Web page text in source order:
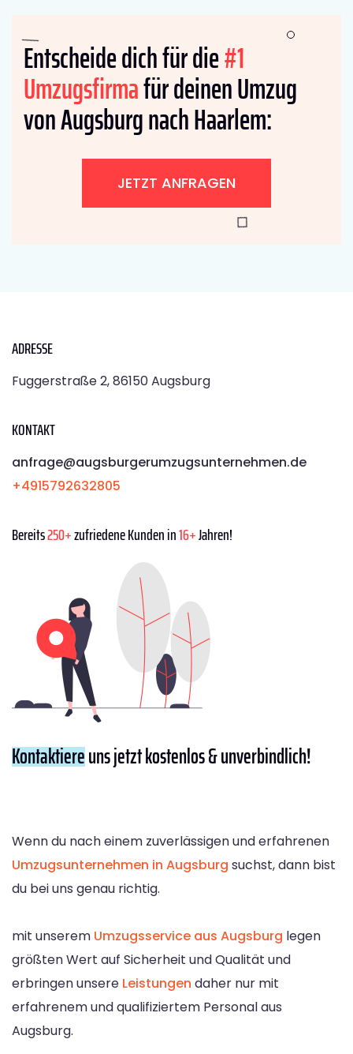
Entscheide dich für die#1
Umzugsfirmafür deinen Umzug
von Augsburg nach Haarlem:
JETZT ANFRAGEN
ADRESSE
Fuggerstraße 2, 86150 Augsburg
KONTAKT
anfrage@augsburgerumzugsunternehmen.de
+4915792632805
Bereits250+zufriedene Kunden in16+Jahren!
Kontaktiereuns jetzt kostenlos & unverbindlich!
Wenn du nach einem zuverlässigen und erfahrenen
Umzugsunternehmen in Augsburg suchst, dann bist
du bei uns genau richtig.
mit unserem Umzugsservice aus Augsburg legen
größten Wert auf Sicherheit und Qualität und
erbringen unsere Leistungen daher nur mit
erfahrenem und qualifiziertem Personal aus
Augsburg.